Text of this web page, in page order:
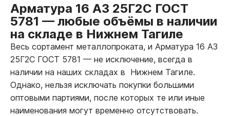
Арматура 16 А3 25Г2С ГОСТ
5781 — любые объёмы в наличии
на складе в Нижнем Тагиле
Весь сортамент металлопроката, и Арматура 16 А3
25Г2С ГОСТ 5781 — не исключение, всегда в
наличии на наших складах в Нижнем Тагиле.
Однако, нельзя исключать покупки большими
оптовыми партиями, после которых те или иные
наименования могут временно отсутствовать.